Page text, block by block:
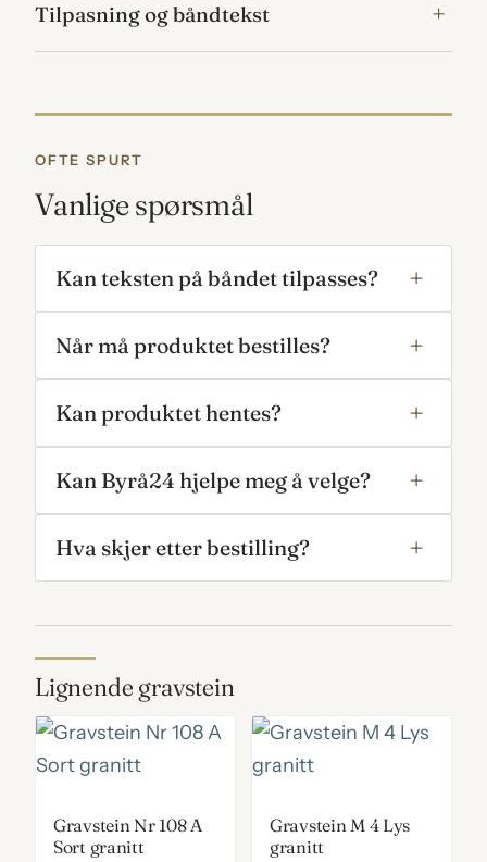
Tilpasning og båndtekst
OFTE SPURT
Vanlige spørsmål
Kan teksten på båndet tilpasses?
Når må produktet bestilles?
Kan produktet hentes?
Kan Byrå24 hjelpe meg å velge?
Hva skjer etter bestilling?
Lignende gravstein
Gravstein Nr 108 A
Sort granitt
Gravstein M 4 Lys
granitt